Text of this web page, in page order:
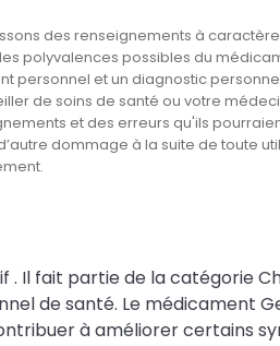
des renseignements à
polyvalences possibles du
personnel et un diagnostic
de soins de santé ou votre
et des erreurs qu'ils
dommage à la suite de toute
Il fait partie de la catégorie
de santé. Le médicament
à améliorer